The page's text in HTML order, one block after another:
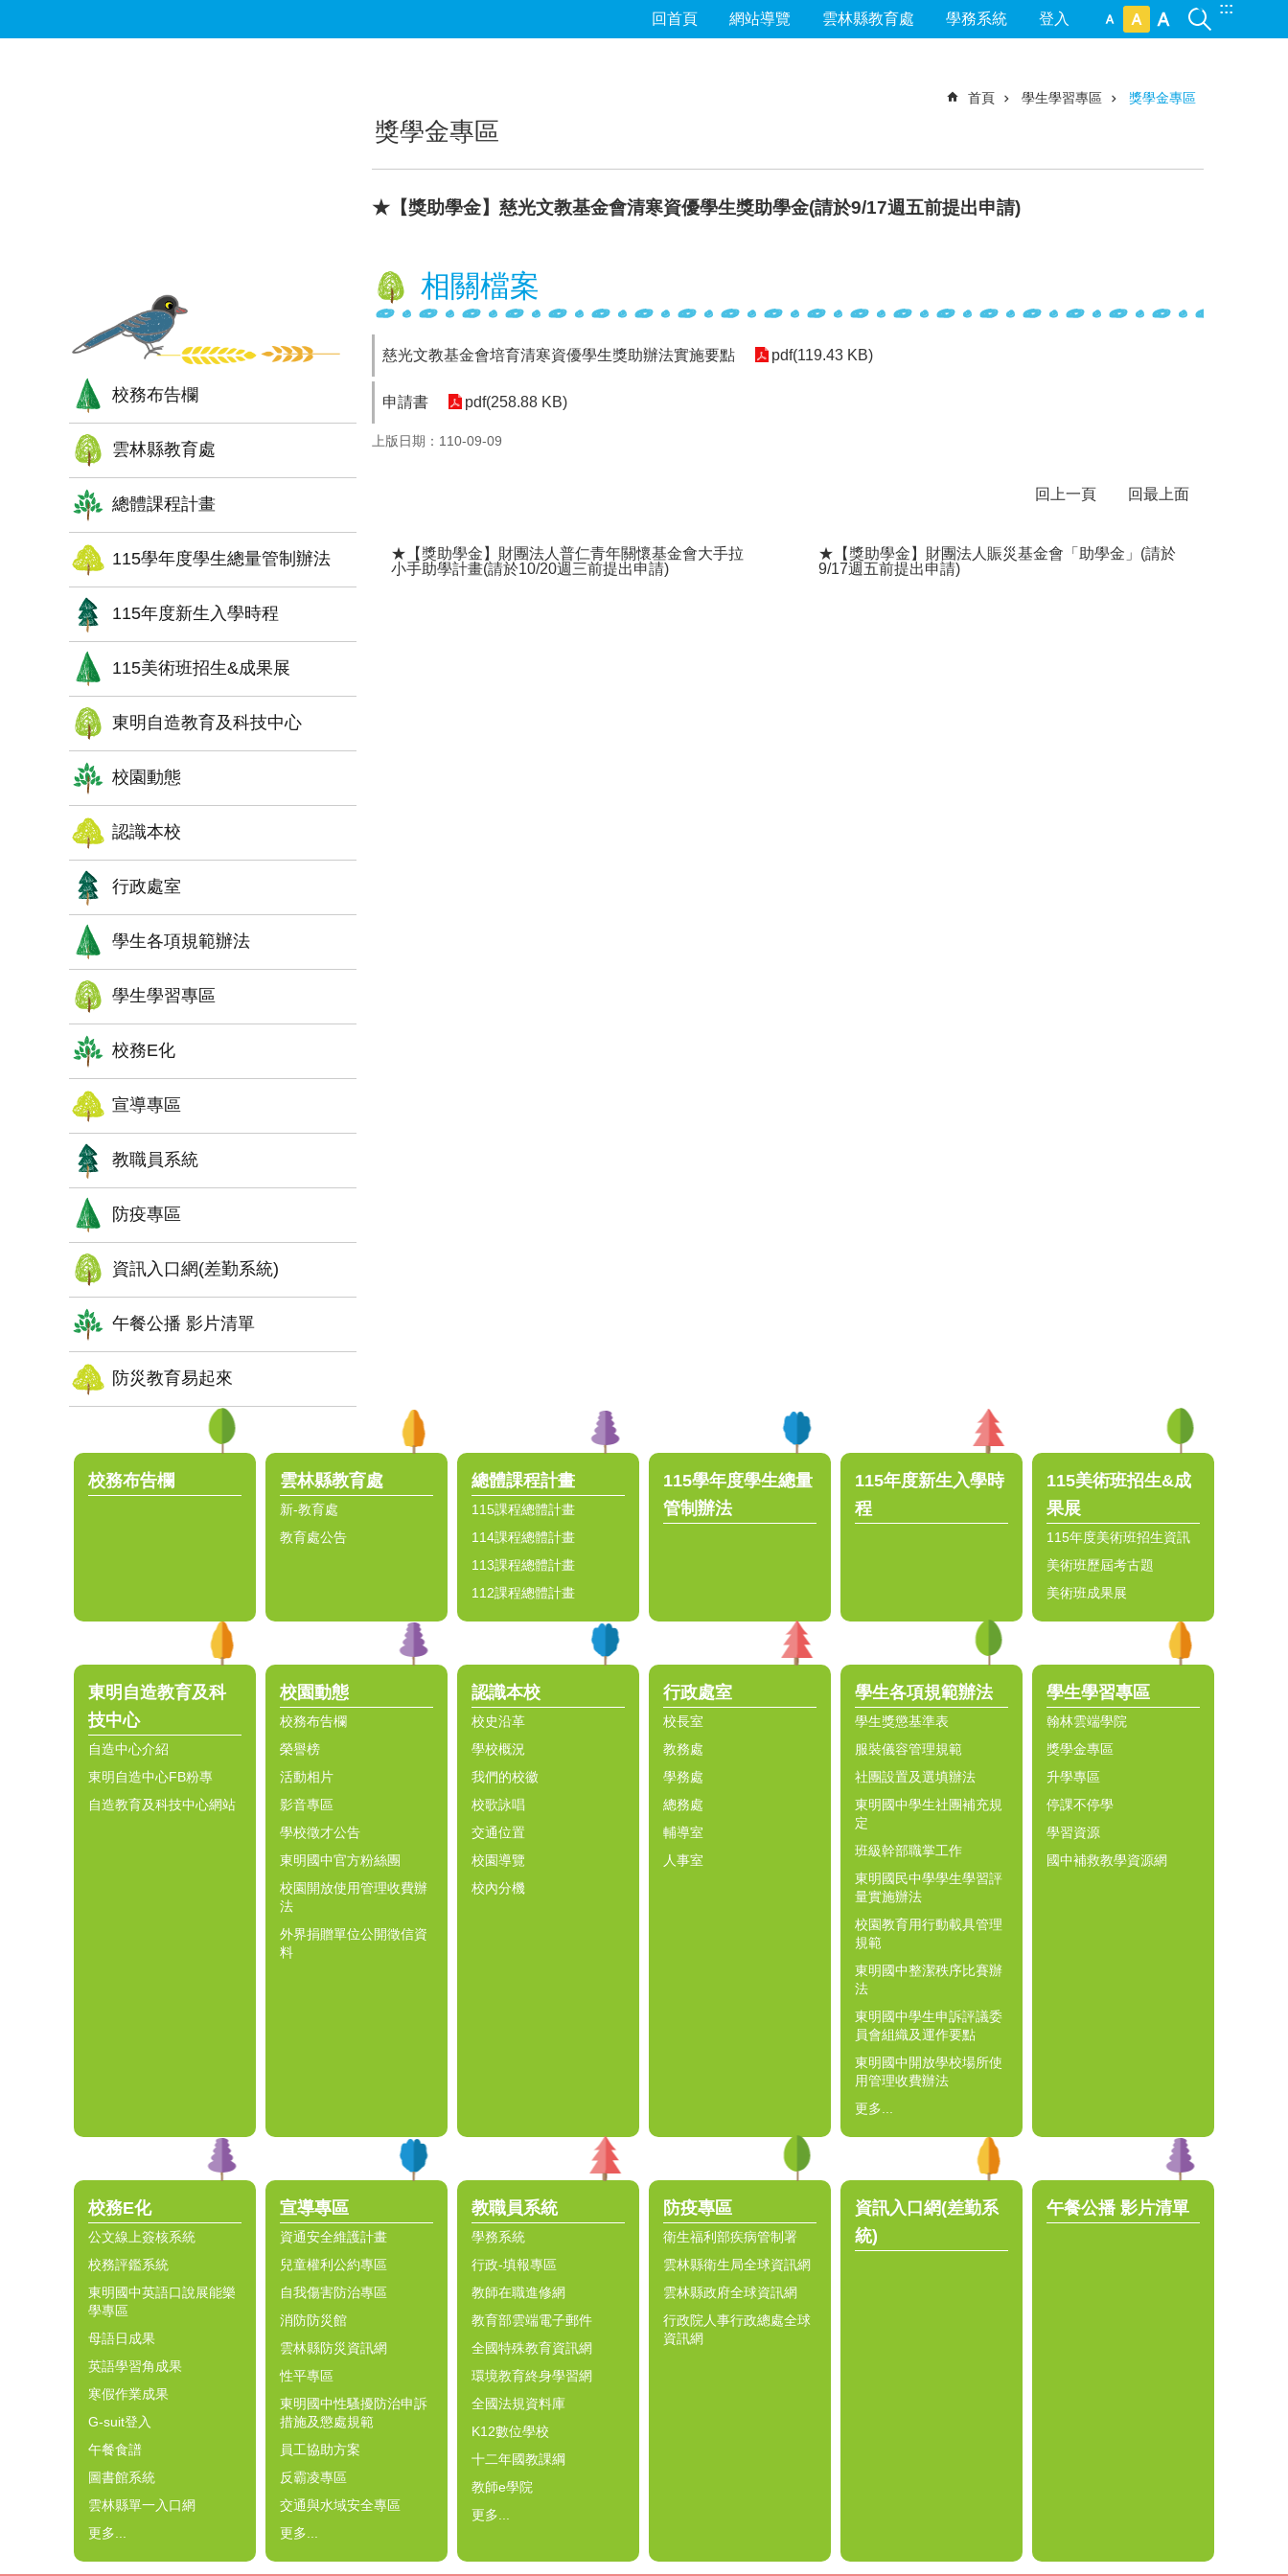
:::
回首頁 網站導覽 雲林縣教育處 學務系統 登入
校務布告欄
雲林縣教育處
總體課程計畫
115學年度學生總量管制辦法
115年度新生入學時程
115美術班招生&成果展
東明自造教育及科技中心
校園動態
認識本校
行政處室
學生各項規範辦法
學生學習專區
校務E化
宣導專區
教職員系統
防疫專區
資訊入口網(差勤系統)
午餐公播 影片清單
防災教育易起來
首頁 學生學習專區 獎學金專區
獎學金專區
★【獎助學金】慈光文教基金會清寒資優學生獎助學金(請於9/17週五前提出申請)
相關檔案
慈光文教基金會培育清寒資優學生獎助辦法實施要點 pdf(119.43 KB)
申請書 pdf(258.88 KB)
上版日期：110-09-09
回上一頁 回最上面
★【獎助學金】財團法人普仁青年關懷基金會大手拉
小手助學計畫(請於10/20週三前提出申請)
★【獎助學金】財團法人賑災基金會「助學金」(請於
9/17週五前提出申請)
校務布告欄 雲林縣教育處
新-教育處
教育處公告
總體課程計畫
115課程總體計畫
114課程總體計畫
113課程總體計畫
112課程總體計畫
115學年度學生總量
管制辦法
115年度新生入學時
程
115美術班招生&成
果展
115年度美術班招生資訊
美術班歷屆考古題
美術班成果展
東明自造教育及科
技中心
自造中心介紹
東明自造中心FB粉專
自造教育及科技中心網站
校園動態
校務布告欄
榮譽榜
活動相片
影音專區
學校徵才公告
東明國中官方粉絲團
校園開放使用管理收費辦
法
外界捐贈單位公開徵信資
料
認識本校
校史沿革
學校概況
我們的校徽
校歌詠唱
交通位置
校園導覽
校內分機
行政處室
校長室
教務處
學務處
總務處
輔導室
人事室
學生各項規範辦法
學生獎懲基準表
服裝儀容管理規範
社團設置及選填辦法
東明國中學生社團補充規
定
班級幹部職掌工作
東明國民中學學生學習評
量實施辦法
校園教育用行動載具管理
規範
東明國中整潔秩序比賽辦
法
東明國中學生申訴評議委
員會組織及運作要點
東明國中開放學校場所使
用管理收費辦法
更多...
學生學習專區
翰林雲端學院
獎學金專區
升學專區
停課不停學
學習資源
國中補救教學資源網
校務E化
公文線上簽核系統
校務評鑑系統
東明國中英語口說展能樂
學專區
母語日成果
英語學習角成果
寒假作業成果
G-suit登入
午餐食譜
圖書館系統
雲林縣單一入口網
更多...
宣導專區
資通安全維護計畫
兒童權利公約專區
自我傷害防治專區
消防防災館
雲林縣防災資訊網
性平專區
東明國中性騷擾防治申訴
措施及懲處規範
員工協助方案
反霸凌專區
交通與水域安全專區
更多...
教職員系統
學務系統
行政-填報專區
教師在職進修網
教育部雲端電子郵件
全國特殊教育資訊網
環境教育終身學習網
全國法規資料庫
K12數位學校
十二年國教課綱
教師e學院
更多...
防疫專區
衛生福利部疾病管制署
雲林縣衛生局全球資訊網
雲林縣政府全球資訊網
行政院人事行政總處全球
資訊網
資訊入口網(差勤系
統)
午餐公播 影片清單